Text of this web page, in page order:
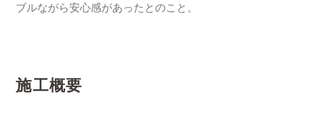
ブルながら安心感があったとのこと。
施工概要